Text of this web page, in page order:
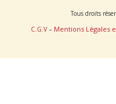
Tous droits
C.G.V – Mentions Légales